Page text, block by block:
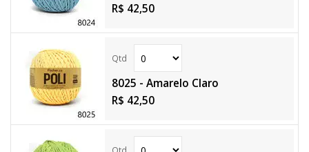
R$ 42,50
8025 - Amarelo Claro
R$ 42,50